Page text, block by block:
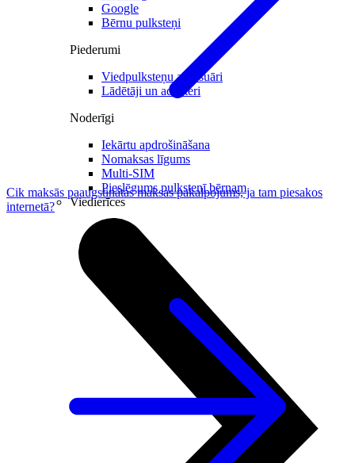
Google
Bērnu pulksteņi
Piederumi
Viedpulksteņu aksesuāri
Lādētāji un adapteri
Noderīgi
Iekārtu apdrošināšana
Nomaksas līgums
Multi-SIM
Pieslēgums pulkstenī bērnam
Viedierīces
Cik maksās paaugstinātas maksas pakalpojums, ja tam piesakos
internetā?